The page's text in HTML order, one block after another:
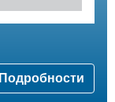
Подробности